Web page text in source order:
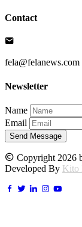
Contact
fela@felanews.com
Newsletter
Name
Email
Send Message
Copyright 2026
Developed By Kito